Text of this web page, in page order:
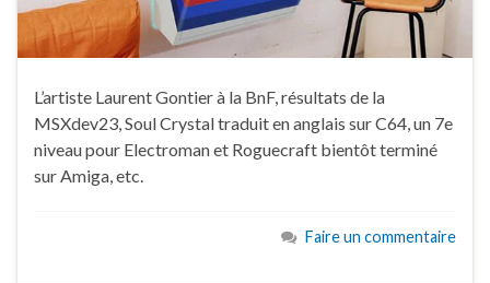
L’artiste Laurent Gontier à la BnF, résultats de la
MSXdev23, Soul Crystal traduit en anglais sur C64, un 7e
niveau pour Electroman et Roguecraft bientôt terminé
sur Amiga, etc.
Faire un commentaire